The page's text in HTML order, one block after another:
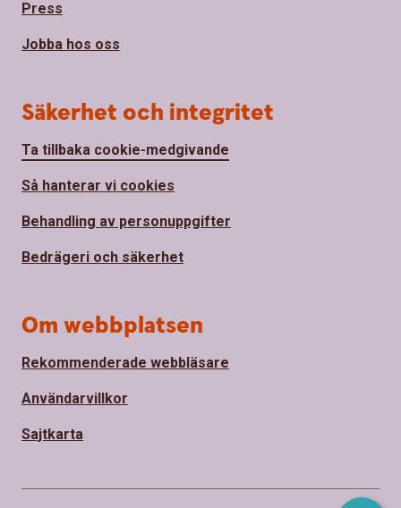
Press
Jobba hos oss
Säkerhet och integritet
Ta tillbaka cookie-medgivande
Så hanterar vi cookies
Behandling av personuppgifter
Bedrägeri och säkerhet
Om webbplatsen
Rekommenderade webbläsare
Användarvillkor
Sajtkarta